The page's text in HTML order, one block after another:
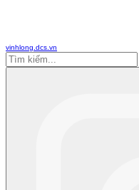
vinhlong.dcs.vn